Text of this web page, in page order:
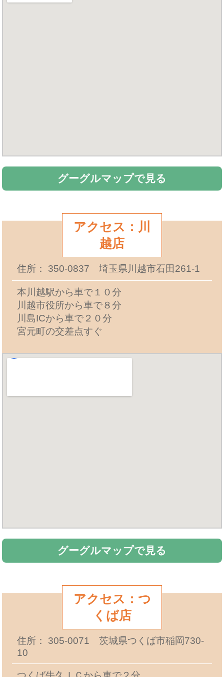
グーグルマップで見る
アクセス：川
越店
住所： 350-0837 埼玉県川越市石田261-1
本川越駅から車で１０分
川越市役所から車で８分
川島ICから車で２０分
宮元町の交差点すぐ
グーグルマップで見る
アクセス：つ
くば店
住所： 305-0071 茨城県つくば市稲岡730-
10